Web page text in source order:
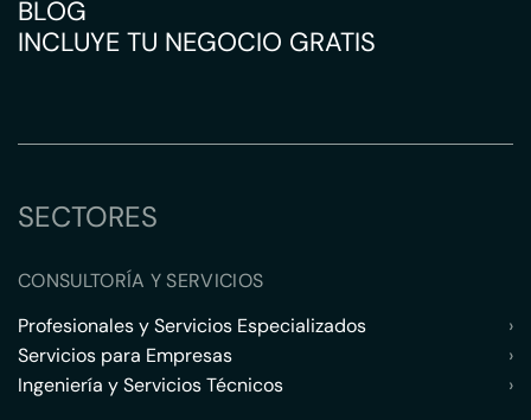
BLOG
INCLUYE TU NEGOCIO GRATIS
SECTORES
CONSULTORÍA Y SERVICIOS
Profesionales y Servicios Especializados
›
Servicios para Empresas
›
Ingeniería y Servicios Técnicos
›